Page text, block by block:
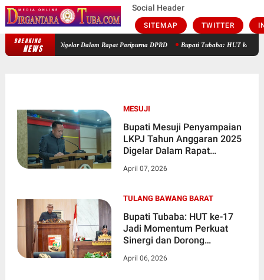
Social Header
SITEMAP TWITTER
BREAKING
NEWS Bupati Mesuji Penyampaian LKPJ Tahun Anggaran 2025 Digelar Dalam
MESUJI
Bupati Mesuji Penyampaian
LKPJ Tahun Anggaran 2025
Digelar Dalam Rapat
April 07, 2026
TULANG BAWANG BARAT
Bupati Tubaba: HUT ke-17
Jadi Momentum Perkuat
Sinergi dan Dorong
April 06, 2026